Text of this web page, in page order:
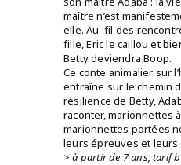
maître n’est
elle. Au fil des
fille, Eric le caillou et
Betty deviendra Boop.
Ce conte animalier sur
entraîne sur le chemin
résilience de Betty,
raconter, marionnettes
marionnettes portées
leurs épreuves et leurs
> à partir de 7 ans, tarif b